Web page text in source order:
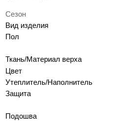
Сезон
Вид изделия
Пол
Ткань/Материал верха
Цвет
Утеплитель/Наполнитель
Защита
Подошва